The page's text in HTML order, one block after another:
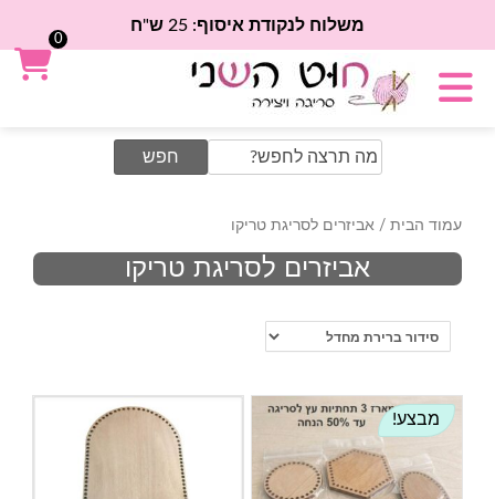
משלוח לנקודת איסוף: 25 ש"ח
Search
for:
עמוד הבית / אביזרים לסריגת טריקו
אביזרים לסריגת טריקו
מבצע!
0